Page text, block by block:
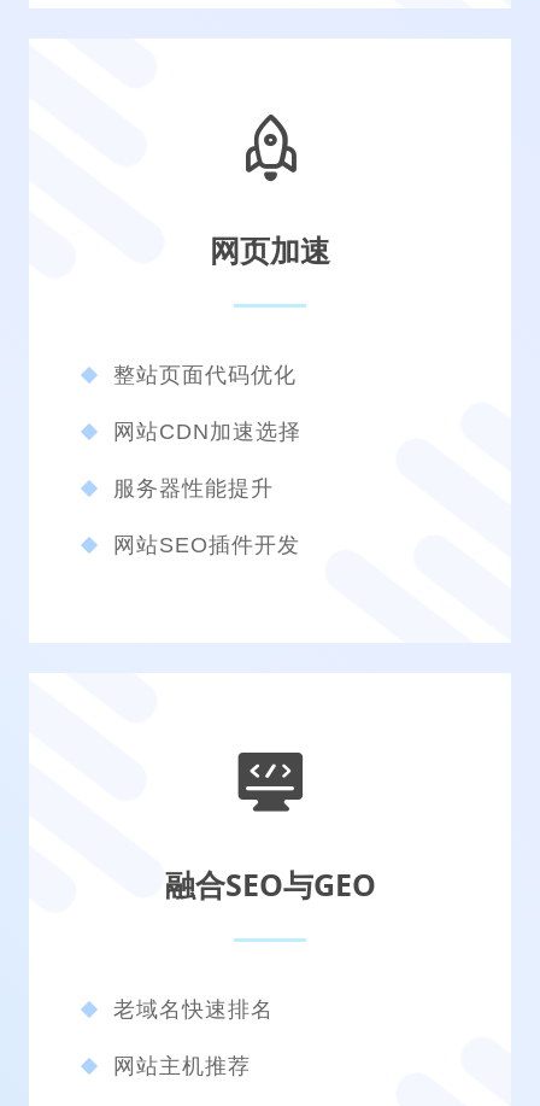
网页加速
整站页面代码优化
网站CDN加速选择
服务器性能提升
网站SEO插件开发
融合SEO与GEO
老域名快速排名
网站主机推荐